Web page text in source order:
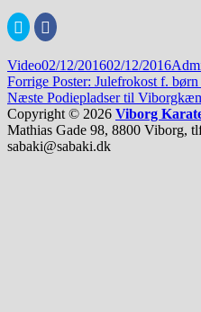
Klik
for
på
Twitter(Åbner
i
et
nyt
vindue)
Click
to
Facebook(Åbner
i
et
nyt
vindue)
Format
VideoUdgivet
i
02/12/201602/12/2016
Indlægsnavigation
Forrige Forrige
indlæg:
Poster: Julefrokost f.
Næste Næste
indlæg:
Podiepladser til
Copyright © 2026 Viborg
Mathias Gade 98, 8800 Viborg,
sabaki@sabaki.dk